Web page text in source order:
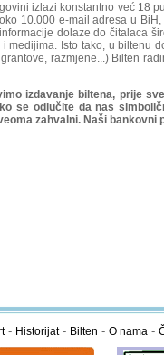
izlazi konstantno već 18
10.000 e-mail adresa u
dolaze do čitalaca
Isto tako, u biltenu
razmjene...) Bilten
izdavanje biltena, prije
se odlučite da nas
zahvalni. Naši bankovni
- Historijat- Bilten - O nama -